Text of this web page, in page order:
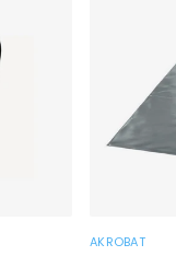
AKROBAT